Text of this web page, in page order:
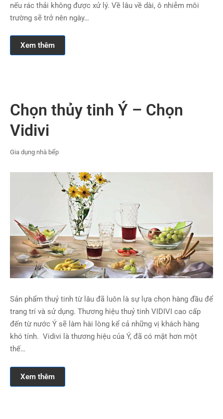
nếu rác thải không được xử lý. Về lâu về dài, ô nhiễm môi
trường sẽ trở nên ngày…
Xem thêm
Chọn thủy tinh Ý – Chọn
Vidivi
Gia dụng nhà bếp
Sản phẩm thuỷ tinh từ lâu đã luôn là sự lựa chọn hàng đầu để
trang trí và sử dụng. Thương hiệu thuỷ tinh VIDIVI cao cấp
đến từ nước Ý sẽ làm hài lòng kể cả những vị khách hàng
khó tính. Vidivi là thương hiệu của Ý, đã có mặt hơn một
thế…
Xem thêm